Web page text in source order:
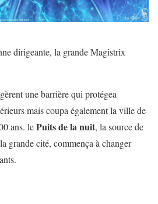
dirigeante, la grande Magistrix
une barrière qui protégea
mais coupa également la ville de
ans. lePuits de la nuit, la source de
grande cité, commença à changer